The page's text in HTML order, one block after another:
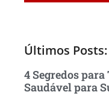
Últimos Posts:
4 Segredos
Saudável para